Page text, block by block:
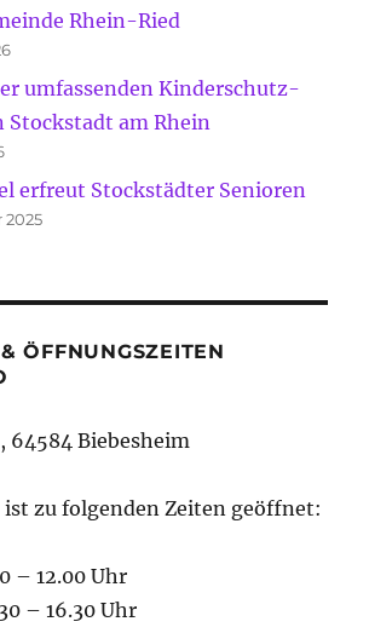
Rhein-Ried
umfassenden Kinderschutz-
am Rhein
erfreut Stockstädter Senioren
2025
ÖFFNUNGSZEITEN
64584 Biebesheim
ist zu folgenden Zeiten geöffnet:
– 12.00 Uhr
– 16.30 Uhr